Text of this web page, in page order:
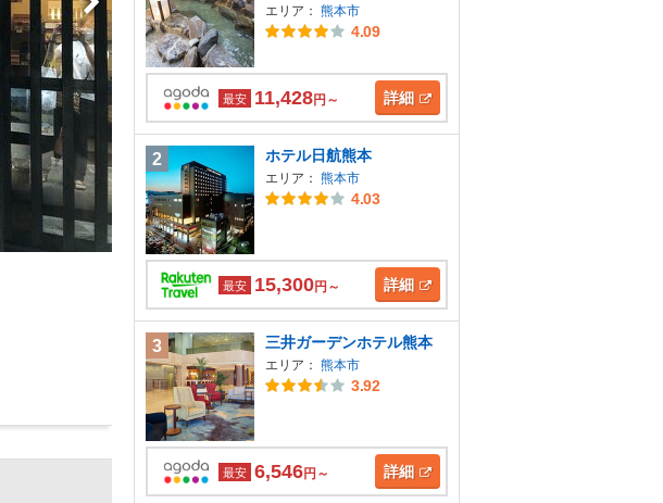
エリア： 熊本市
4.09
最安 11,428円～ 詳細
2 ホテル日航熊本
エリア： 熊本市
4.03
最安 15,300円～ 詳細
3 三井ガーデンホテル熊本
エリア： 熊本市
3.92
最安 6,546円～ 詳細